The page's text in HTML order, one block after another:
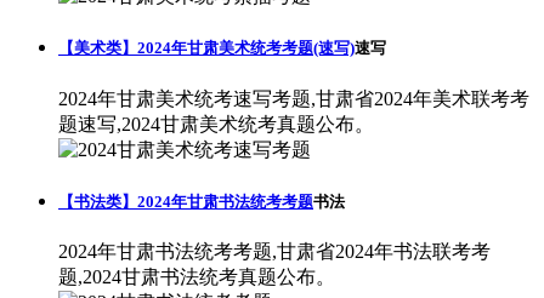
【美术类】2024年甘肃美术统考考题(速写)速写
2024年甘肃美术统考速写考题,甘肃省2024年美术联考考
题速写,2024甘肃美术统考真题公布。
【书法类】2024年甘肃书法统考考题书法
2024年甘肃书法统考考题,甘肃省2024年书法联考考
题,2024甘肃书法统考真题公布。